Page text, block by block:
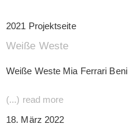
2021 Projektseite
Weiße Weste
Weiße Weste Mia Ferrari Beni
(...) read more
18. März 2022